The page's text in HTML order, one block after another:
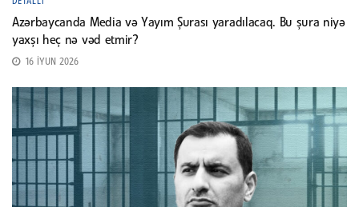
DETALLI
Azərbaycanda Media və Yayım Şurası yaradılacaq. Bu şura niyə
yaxşı heç nə vəd etmir?
16 İYUN 2026